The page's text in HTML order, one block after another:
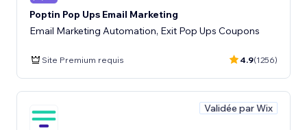
Poptin Pop Ups Email Marketing
Email Marketing Automation, Exit Pop Ups Coupons
Site Premium requis 4.9(1256)
Validée par Wix